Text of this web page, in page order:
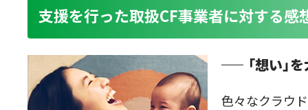
支援を行った取扱CF事業者に対する感
「想い」
色々なクラウ